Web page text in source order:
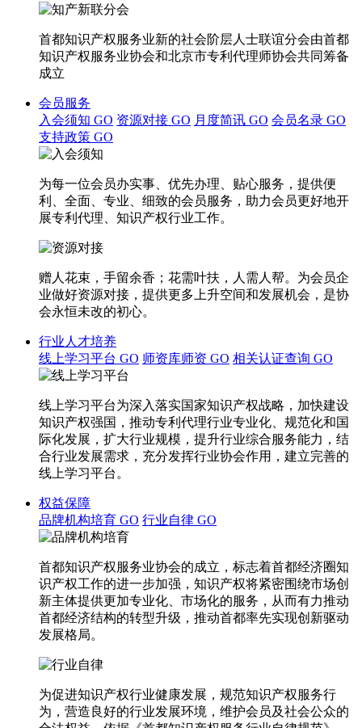
首都知识产权服务业新的社会阶层人士联谊分会由首都
知识产权服务业协会和北京市专利代理师协会共同筹备
成立
会员服务
入会须知 GO 资源对接 GO 月度简讯 GO 会员名录 GO
支持政策 GO
为每一位会员办实事、优先办理、贴心服务，提供便
利、全面、专业、细致的会员服务，助力会员更好地开
展专利代理、知识产权行业工作。
赠人花束，手留余香；花需叶扶，人需人帮。为会员企
业做好资源对接，提供更多上升空间和发展机会，是协
会永恒未改的初心。
行业人才培养
线上学习平台 GO 师资库师资 GO 相关认证查询 GO
线上学习平台为深入落实国家知识产权战略，加快建设
知识产权强国，推动专利代理行业专业化、规范化和国
际化发展，扩大行业规模，提升行业综合服务能力，结
合行业发展需求，充分发挥行业协会作用，建立完善的
线上学习平台。
权益保障
品牌机构培育 GO 行业自律 GO
首都知识产权服务业协会的成立，标志着首都经济圈知
识产权工作的进一步加强，知识产权将紧密围绕市场创
新主体提供更加专业化、市场化的服务，从而有力推动
首都经济结构的转型升级，推动首都率先实现创新驱动
发展格局。
为促进知识产权行业健康发展，规范知识产权服务行
为，营造良好的行业发展环境，维护会员及社会公众的